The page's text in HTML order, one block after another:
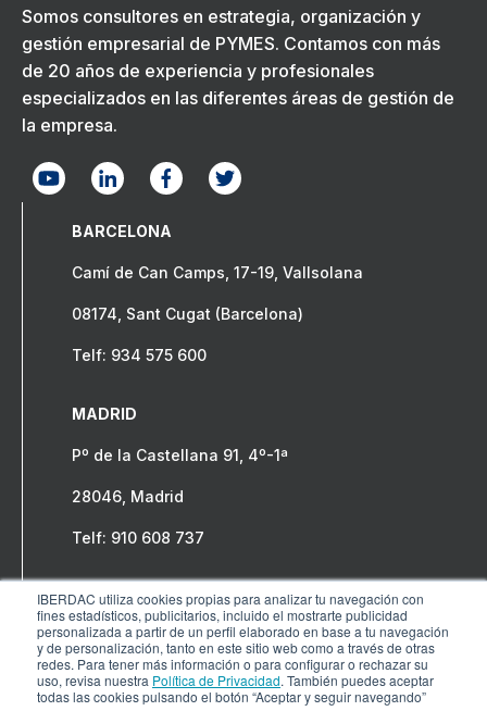
IBERDAC utiliza cookies propias para analizar tu navegación con
fines estadísticos, publicitarios, incluido el mostrarte publicidad
personalizada a partir de un perfil elaborado en base a tu navegación
y de personalización, tanto en este sitio web como a través de otras
redes. Para tener más información o para configurar o rechazar su
uso, revisa nuestra Política de Privacidad. También puedes aceptar
todas las cookies pulsando el botón “Aceptar y seguir navegando”
Somos consultores en estrategia, organización y
gestión empresarial de PYMES. Contamos con más
de 20 años de experiencia y profesionales
especializados en las diferentes áreas de gestión de
la empresa.
BARCELONA
Camí de Can Camps, 17-19, Vallsolana
08174, Sant Cugat (Barcelona)
Telf: 934 575 600
MADRID
Pº de la Castellana 91, 4º-1ª
28046, Madrid
Telf: 910 608 737